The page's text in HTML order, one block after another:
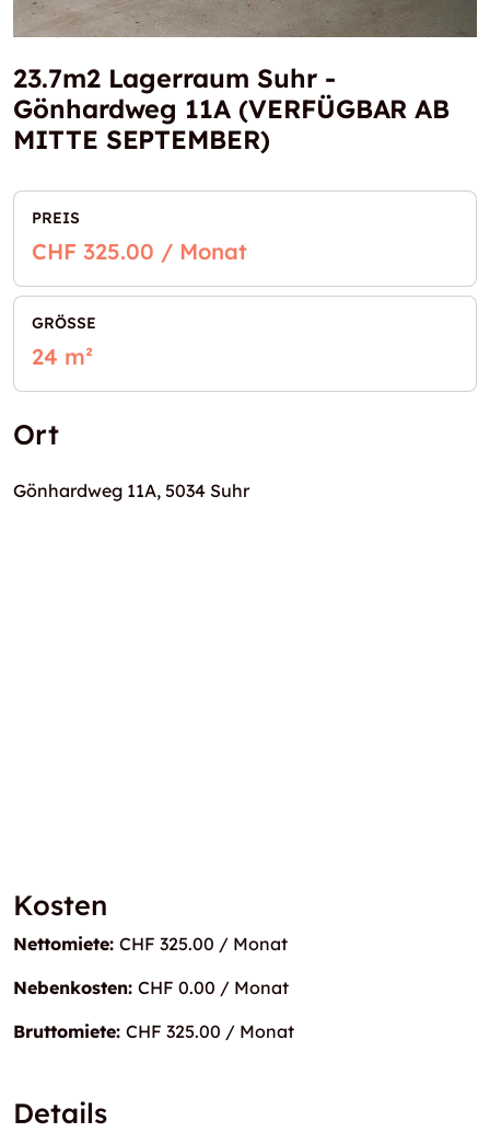
23.7m2 Lagerraum Suhr -
Gönhardweg 11A (VERFÜGBAR AB
MITTE SEPTEMBER)
PREIS
CHF 325.00 / Monat
GRÖSSE
24 m²
Ort
Gönhardweg 11A, 5034 Suhr
Kosten
Nettomiete: CHF 325.00 / Monat
Nebenkosten: CHF 0.00 / Monat
Bruttomiete: CHF 325.00 / Monat
Details